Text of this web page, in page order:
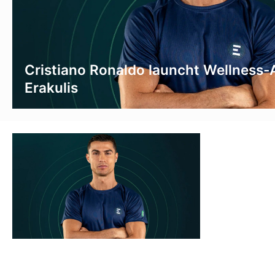
Cristiano Ronaldo launcht Wellness-
Erakulis